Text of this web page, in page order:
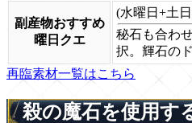
副産物おすすめ
曜日クエ
(水曜日+土
秘石も合わ
択。輝石の
再臨素材一覧はこちら
殺の魔石を使用す